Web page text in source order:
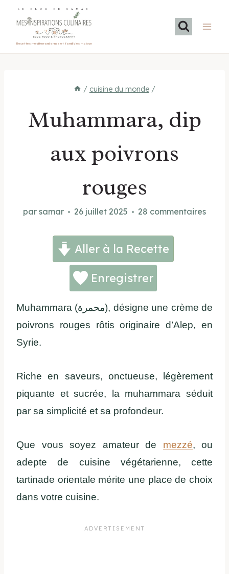
LE BLOG DE SAMAR
Recettes méditerranéennes et familiales maison
/ cuisine du monde /
Muhammara, dip
aux poivrons
rouges
par samar 26 juillet 2025 28 commentaires
Aller à la Recette
Enregistrer
Muhammara (محمرة), désigne une crème de
poivrons rouges rôtis originaire d’Alep, en
Syrie.
Riche en saveurs, onctueuse, légèrement
piquante et sucrée, la muhammara séduit
par sa simplicité et sa profondeur.
Que vous soyez amateur de mezzé, ou
adepte de cuisine végétarienne, cette
tartinade orientale mérite une place de choix
dans votre cuisine.